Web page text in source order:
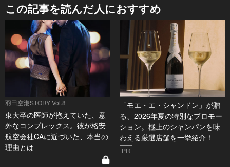
この記事を読んだ人におすすめ
羽田空港STORY Vol.8
東大卒の医師が抱えていた、意
外なコンプレックス。彼が格安
航空会社CAに近づいた、本当の
理由とは
「モエ・エ・シャンドン」が贈
る、2026年夏の特別なプロモー
ション。極上のシャンパンを味
わえる厳選店舗を一挙紹介！
PR